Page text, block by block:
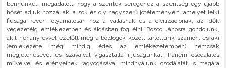
bennünket, megadatott, hogy a szentek seregéhez a szentség egy újabb
hősét adjuk hozzá, aki a sok és oly nagyszerű jótéteményért, amelyet lelki
fiúsága révén folyamatosan hoz a vallásnak és a civilizációnak, az idők
végezetéig emlékezetben és áldásban fog élni: Bosco Jánosra gondolunk,
akit néhány évvel ezelőtt még a boldogok között tartottunk számon, és aki
(emlékezete még mindig édes az emlékezetemben) nemcsak
megjelenésével és szavaival vigasztalta ifjúságunkat, hanem csodálatos
műveivel és erényeinek ragyogásával mindnyájunk csodálatát is magára